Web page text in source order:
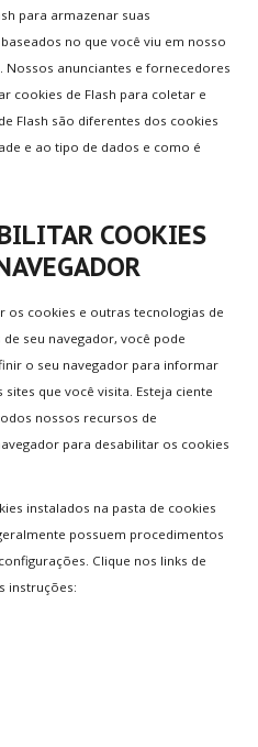
para armazenar suas
no que você viu em nosso
Nossos anunciantes e fornecedores
cookies de Flash para coletar e
Flash são diferentes dos cookies
e ao tipo de dados e como é
COOKIES
os cookies e outras tecnologias de
seu navegador, você pode
o seu navegador para informar
que você visita. Esteja ciente
nossos recursos de
para desabilitar os cookies
instalados na pasta de cookies
possuem procedimentos
Clique nos links de
instruções: